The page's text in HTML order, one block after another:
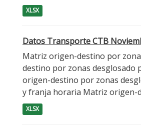
XLSX
Datos Transporte CTB
Matriz origen-destino por
destino por zonas desglosado
origen-destino por zonas
y franja horaria Matriz origen-
XLSX